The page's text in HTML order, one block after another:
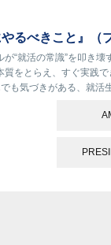
るべきこと』（
“就活の常識”を叩き
をとらえ、すぐ実践
も気づきがある、就活